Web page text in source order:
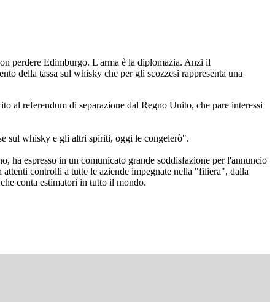
perdere Edimburgo. L'arma è la diplomazia. Anzi il
della tassa sul whisky che per gli scozzesi rappresenta una
al referendum di separazione dal Regno Unito, che pare interessi
sul whisky e gli altri spiriti, oggi le congelerò".
ha espresso in un comunicato grande soddisfazione per l'annuncio
controlli a tutte le aziende impegnate nella "filiera", dalla
conta estimatori in tutto il mondo.